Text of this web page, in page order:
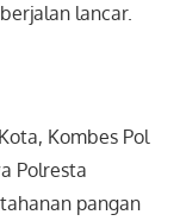
lancar.
Kombes Pol
Polresta
pangan